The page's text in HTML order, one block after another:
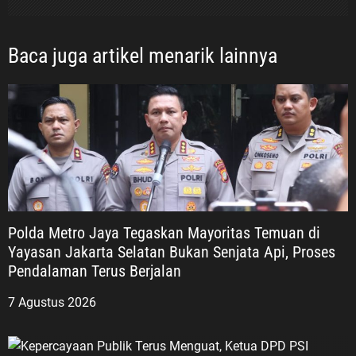
Baca juga artikel menarik lainnya
Polda Metro Jaya Tegaskan Mayoritas Temuan di
Yayasan Jakarta Selatan Bukan Senjata Api, Proses
Pendalaman Terus Berjalan
7 Agustus 2026